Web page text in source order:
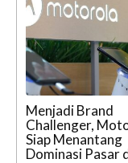
Menjadi Brand
Challenger,
Siap Menantang
Dominasi Pasar